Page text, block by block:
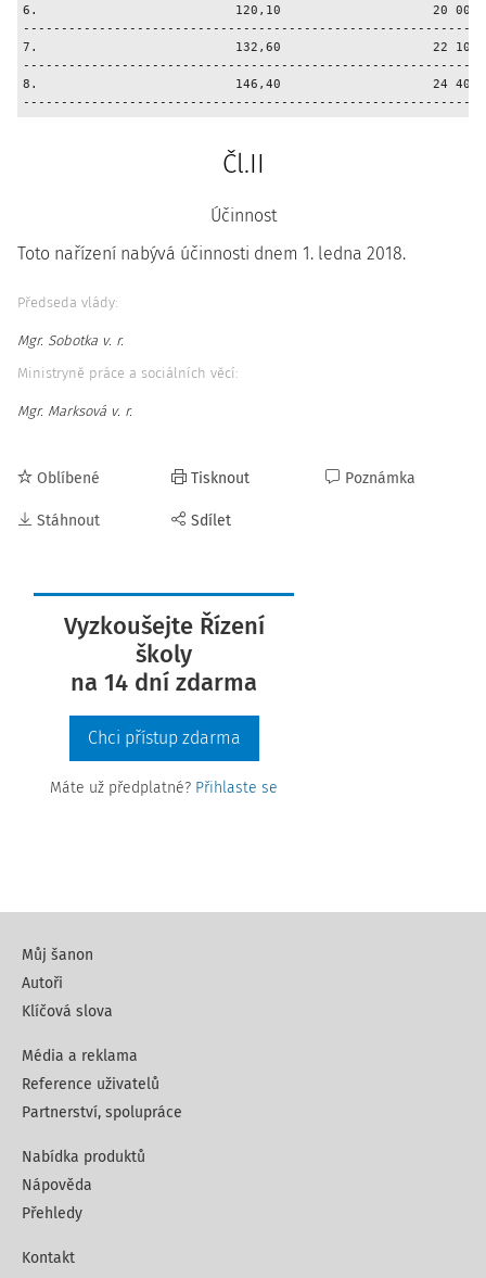
6.                          120,10                    20 000
7.                          132,60                    22 100
8.                          146,40                    24 400
Čl.II
Účinnost
Toto nařízení nabývá účinnosti dnem 1. ledna 2018.
Předseda vlády:
Mgr. Sobotka v. r.
Ministryně práce a sociálních věcí:
Mgr. Marksová v. r.
Oblíbené
Stáhnout
Tisknout
Sdílet
Poznámka
Vyzkoušejte Řízení
školy
na 14 dní zdarma
Chci přístup zdarma
Máte už předplatné? Přihlaste se
Můj šanon
Autoři
Klíčová slova
Média a reklama
Reference uživatelů
Partnerství, spolupráce
Nabídka produktů
Nápověda
Přehledy
Kontakt